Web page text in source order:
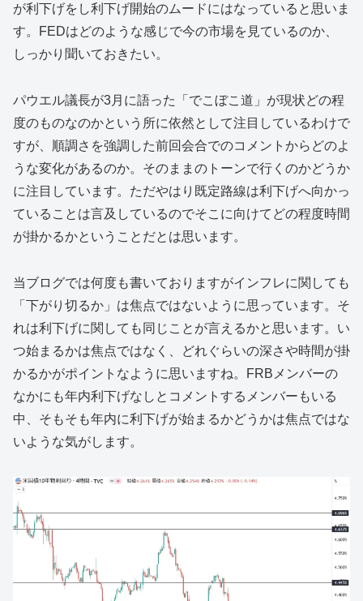
が利下げをし利下げ開始のムードにはなっていると思いま
す。FEDはどのような感じで今の市場を見ているのか、
しっかり聞いておきたい。
パウエル議長が3月に語った「でこぼこ道」が現状どの程
度のものなのかという所に依然として注目しているわけで
すが、順調さを強調した前回会合でのコメントからどのよ
うな変化があるのか。そのままのトーンで行くのかどうか
に注目しています。ただやはり既定路線は利下げへ向かっ
ていることは言及しているのでそこに向けてどの程度時間
が掛かるかということだとは思います。
当ブログでは何度も書いておりますがインフレに関しても
「下がり切るか」は焦点ではないように思っています。そ
れは利下げに関しても同じことが言えるかと思います。い
つ始まるかは焦点ではなく、どれぐらいの深さや時間が掛
かるかがポイントなように思いますね。FRBメンバーの
なかにも年内利下げなしとコメントするメンバーもいる
中、そもそも年内に利下げが始まるかどうかは焦点ではな
いような気がします。